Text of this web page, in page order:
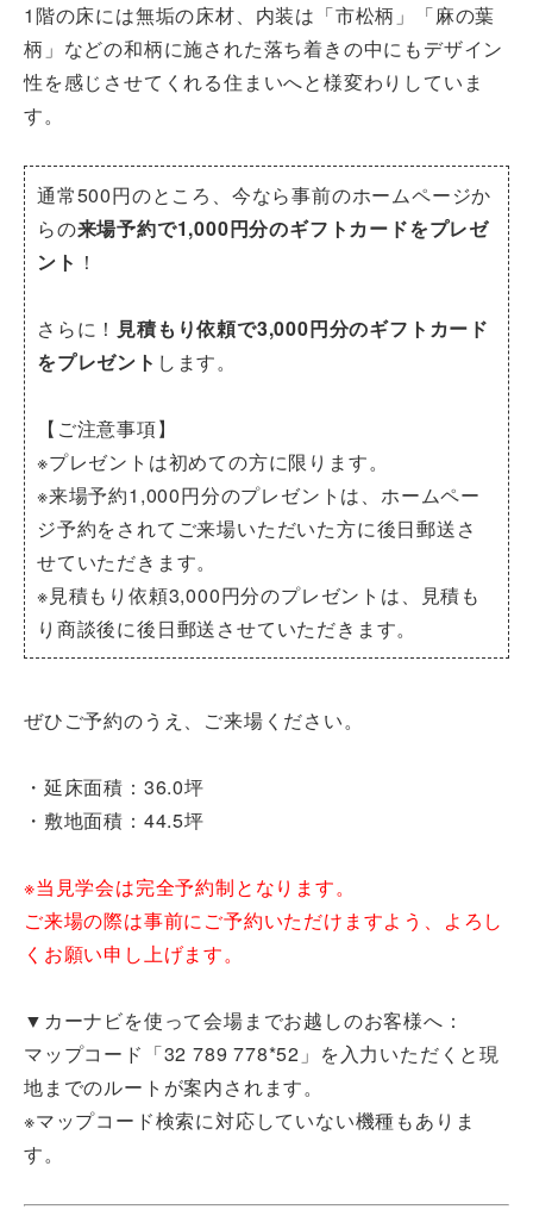
1階の床には無垢の床材、内装は「市松柄」「麻の葉
柄」などの和柄に施された落ち着きの中にもデザイン
性を感じさせてくれる住まいへと様変わりしていま
す。
通常500円のところ、今なら事前のホームページか
らの来場予約で1,000円分のギフトカードをプレゼ
ント ！
さらに！ 見積もり依頼で3,000円分のギフトカード
をプレゼント します。
【ご注意事項】
※プレゼントは初めての方に限ります。
※来場予約1,000円分のプレゼントは、ホームペー
ジ予約をされてご来場いただいた方に後日郵送さ
せていただきます。
※見積もり依頼3,000円分のプレゼントは、見積も
り商談後に後日郵送させていただきます。
ぜひご予約のうえ、ご来場ください。
・延床面積：36.0坪
・敷地面積：44.5坪
※当見学会は完全予約制となります。
ご来場の際は事前にご予約いただけますよう、よろし
くお願い申し上げます。
▼カーナビを使って会場までお越しのお客様へ：
マップコード「32 789 778*52」を入力いただくと現
地までのルートが案内されます。
※マップコード検索に対応していない機種もありま
す。